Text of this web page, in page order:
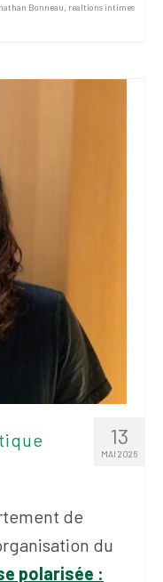
Bonneau, realtions intimes
13
MAI 2026
de
du
polarisée :